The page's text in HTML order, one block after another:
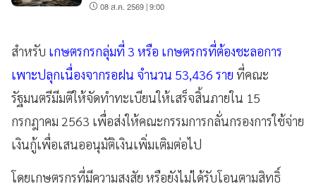
08 ส.ค. 2569 | 9:00
สำหรับ เกษตรกรกลุ่มที่ 3 หรือ เกษตรกรที่ต้องชะลอการ
เพาะปลุกเนื่องจากรอฝน จำนวน 53,436 ราย ที่คณะ
รัฐมนตรีมีมติให้จัดทำทะเบียนให้เสร็จสิ้นภายใน 15
กรกฎาคม 2563 เพื่อส่งให้คณะกรรมการกลั่นกรองการใช้จ่าย
เงินกู้เพื่อเสนออนุมัติเงินเพิ่มเติมต่อไป
โดยเกษตรกรที่มีความสงสัย หรือยังไม่ได้รับโอนตามสิทธิ์